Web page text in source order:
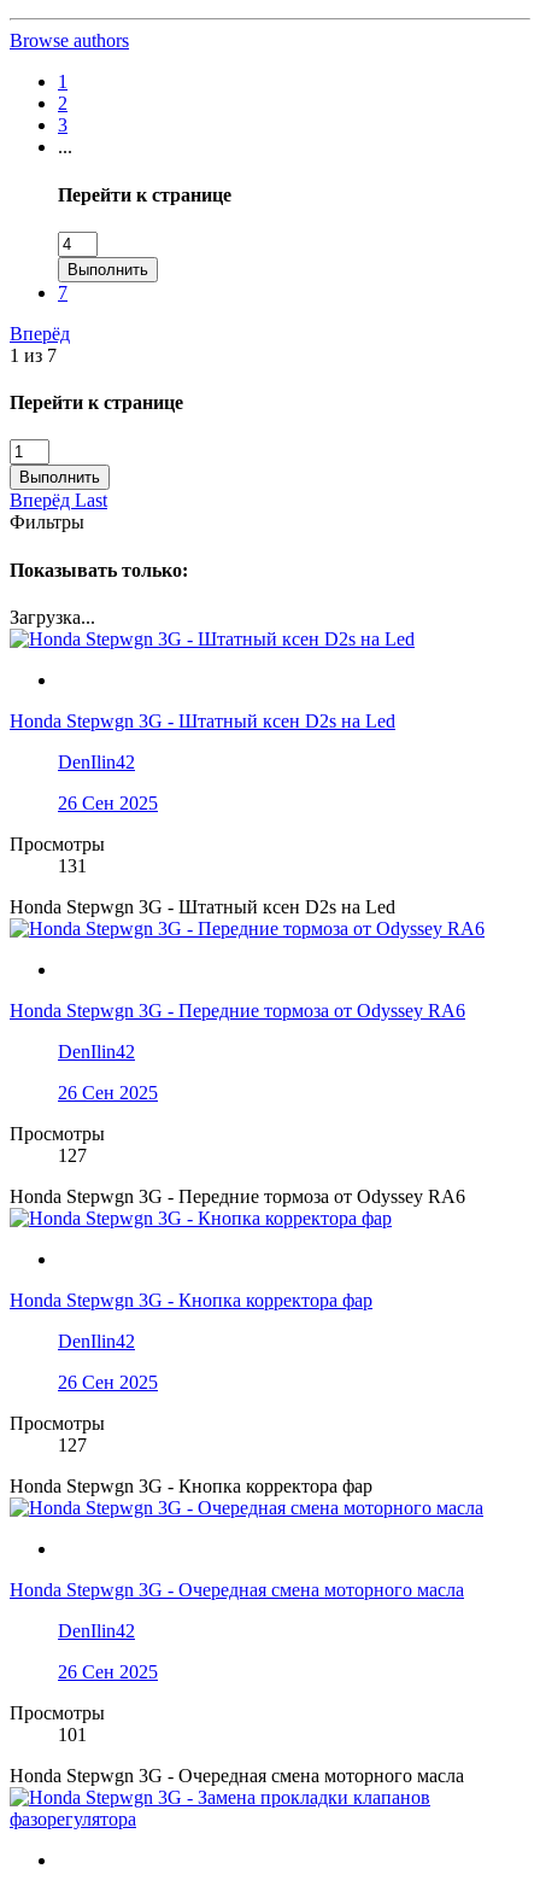
Browse authors
1
2
3
...
Перейти к странице
Выполнить
7
Вперёд
1 из 7
Перейти к странице
Выполнить
Вперёд Last
Фильтры
Показывать только:
Загрузка...
Honda Stepwgn 3G - Штатный ксен D2s на Led
DenIlin42
26 Сен 2025
Просмотры
131
Honda Stepwgn 3G - Штатный ксен D2s на Led
Honda Stepwgn 3G - Передние тормоза от Odyssey RA6
DenIlin42
26 Сен 2025
Просмотры
127
Honda Stepwgn 3G - Передние тормоза от Odyssey RA6
Honda Stepwgn 3G - Кнопка корректора фар
DenIlin42
26 Сен 2025
Просмотры
127
Honda Stepwgn 3G - Кнопка корректора фар
Honda Stepwgn 3G - Очередная смена моторного масла
DenIlin42
26 Сен 2025
Просмотры
101
Honda Stepwgn 3G - Очередная смена моторного масла